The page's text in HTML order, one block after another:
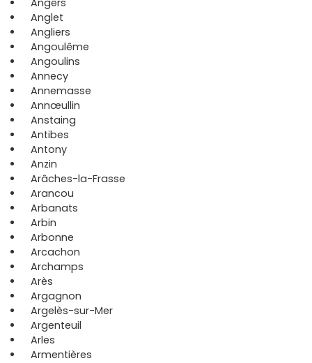
Angers
Anglet
Angliers
Angoulême
Angoulins
Annecy
Annemasse
Annœullin
Anstaing
Antibes
Antony
Anzin
Arâches-la-Frasse
Arancou
Arbanats
Arbin
Arbonne
Arcachon
Archamps
Arès
Argagnon
Argelès-sur-Mer
Argenteuil
Arles
Armentières